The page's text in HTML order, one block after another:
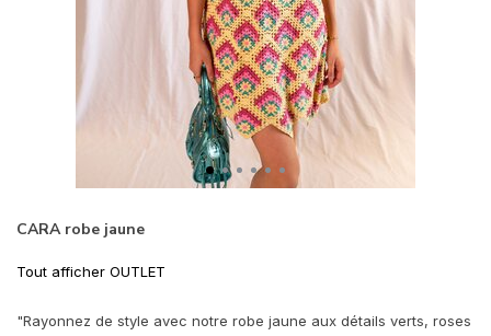
CARA robe jaune
Tout afficher OUTLET
"Rayonnez de style avec notre robe jaune aux détails verts, roses